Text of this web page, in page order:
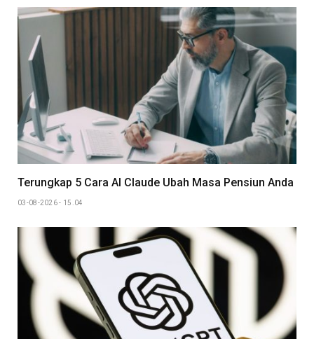
Terungkap 5 Cara AI Claude Ubah Masa Pensiun Anda
03-08-2026 - 15.04